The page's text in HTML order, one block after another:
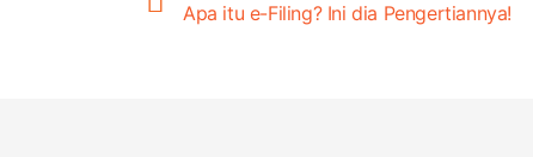
Apa itu e-Filing? Ini dia Pengertiannya!